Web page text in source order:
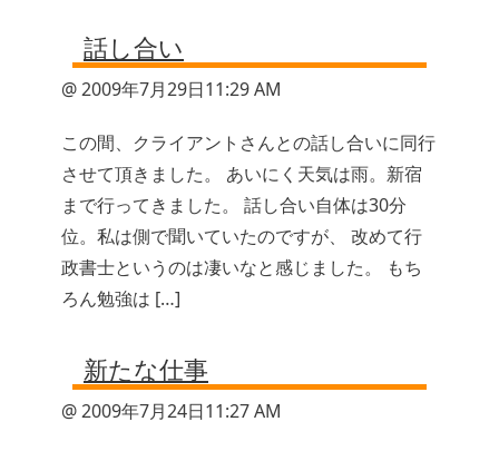
話し合い
@ 2009年7月29日11:29 AM
この間、クライアントさんとの話し合いに同行
させて頂きました。 あいにく天気は雨。新宿
まで行ってきました。 話し合い自体は30分
位。私は側で聞いていたのですが、 改めて行
政書士というのは凄いなと感じました。 もち
ろん勉強は […]
新たな仕事
@ 2009年7月24日11:27 AM